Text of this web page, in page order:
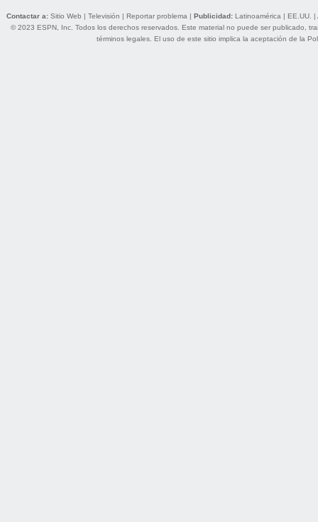
Contactar a: Sitio Web | Televisión | Reportar problema | Publicidad: Latinoamérica | EE.UU. |
© 2023 ESPN, Inc. Todos los derechos reservados. Este material no puede ser publicado,
términos legales. El uso de este sitio implica la aceptación de la